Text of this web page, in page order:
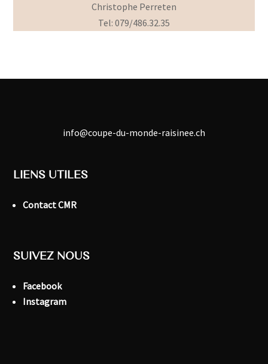
Christophe Perreten
Tel: 079/486.32.35
info@coupe-du-monde-raisinee.ch
LIENS UTILES
Contact CMR
SUIVEZ NOUS
Facebook
Instagram